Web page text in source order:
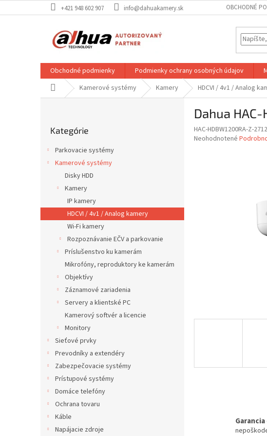
na
+421 948 602 907 info@dahuakamery.sk OBCHODNÉ
Obchodné podmienky Podmienky ochrany osobných údajov
DomovKamerové systémy Kamery HDCVI / 4v1 / Analog
kategórie
Kategórie
Parkovacie systémy
Kamerové systémy
Disky HDD
Kamery
IP kamery
HDCVI / 4v1 / Analog kamery
Wi-Fi kamery
Rozpoznávanie EČV a parkovanie
Príslušenstvo ku kamerám
Mikrofóny, reproduktory ke kamerám
Objektívy
Záznamové zariadenia
Servery a klientské PC
Kamerový softvér a licencie
Monitory
Sieťové prvky
Prevodníky a extendéry
Zabezpečovacie systémy
Prístupové systémy
Domáce telefóny
Ochrana tovaru
Káble
Napájacie zdroje
Dahua
HAC-HDBW1200RA-Z-
Priemerné
Neohodnotené